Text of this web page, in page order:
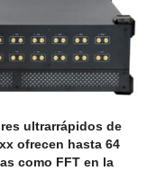
ultrarrápidos de
ofrecen hasta 64
como FFT en la